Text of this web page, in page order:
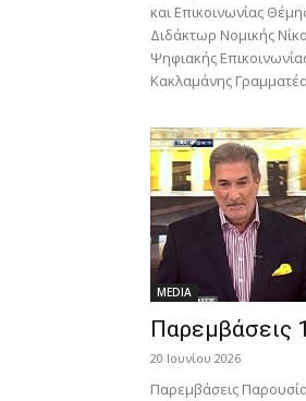
και Επικοινωνίας
Διδάκτωρ Νομικής
Ψηφιακής
Κακλαμάνης
MEDIA
Παρεμβάσεις
20 Ιουνίου 2026
Παρεμβάσεις